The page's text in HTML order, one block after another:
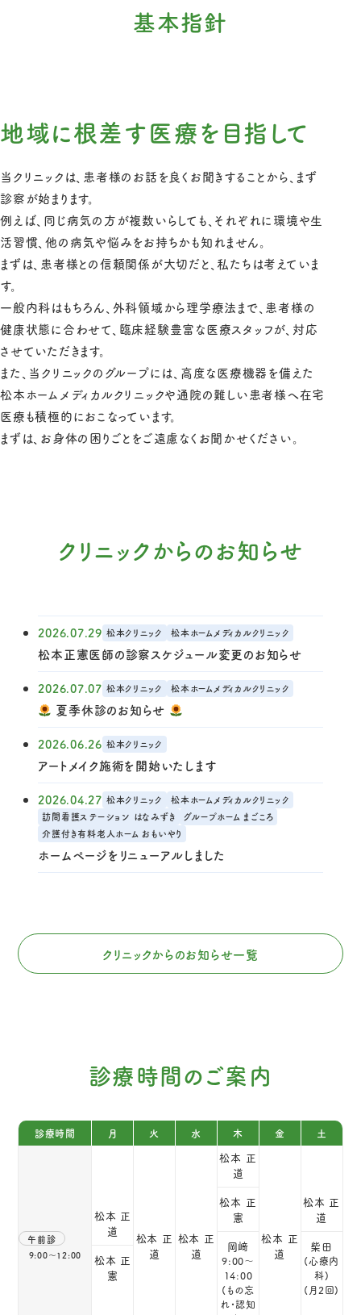
基本指針
地域に根差す医療を目指して
当クリニックは、患者様のお話を良くお聞きすることから、まず
診察が始まります。
例えば、同じ病気の方が複数いらしても、それぞれに環境や生
活習慣、他の病気や悩みをお持ちかも知れません。
まずは、患者様との信頼関係が大切だと、私たちは考えていま
す。
一般内科はもちろん、外科領域から理学療法まで、患者様の
健康状態に合わせて、臨床経験豊富な医療スタッフが、対応
させていただきます。
また、当クリニックのグループには、高度な医療機器を備えた
松本ホームメディカルクリニックや通院の難しい患者様へ在宅
医療も積極的におこなっています。
まずは、お身体の困りごとをご遠慮なくお聞かせください。
クリニックからのお知らせ
2026.07.29 松本クリニック 松本ホームメディカルクリニック
松本正憲医師の診察スケジュール変更のお知らせ
2026.07.07 松本クリニック 松本ホームメディカルクリニック
夏季休診のお知らせ
2026.06.26 松本クリニック
アートメイク施術を開始いたします
2026.04.27 松本クリニック
松本ホームメディカルクリニック
訪問看護ステーション はなみずき
グループホーム まごころ
介護付き有料老人ホーム おもいやり
ホームページをリニューアルしました
クリニックからのお知らせ一覧
診療時間のご案内
診療時間 月 火 水 木 金 土
午前診
9:00～12:00
松本 正
道
松本 正
憲
松本 正
道
松本 正
道
松本 正
道
松本 正
憲
岡﨑
9:00～
14:00
(もの忘
れ・認知
松本 正
道
松本 正
道
柴田
(心療内
科)
(月2回)